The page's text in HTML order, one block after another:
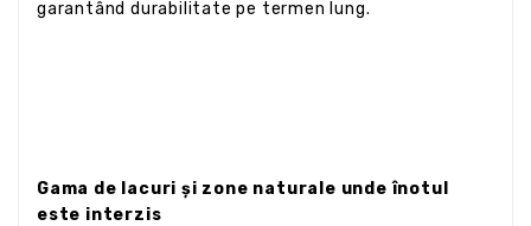
garantând durabilitate pe termen lung.
Gama de lacuri și zone naturale unde înotul
este interzis